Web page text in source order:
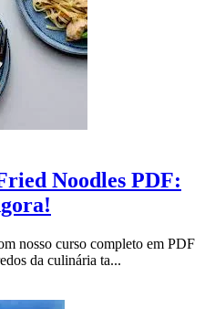
Noodles PDF:
nosso curso completo em PDF
da culinária ta...